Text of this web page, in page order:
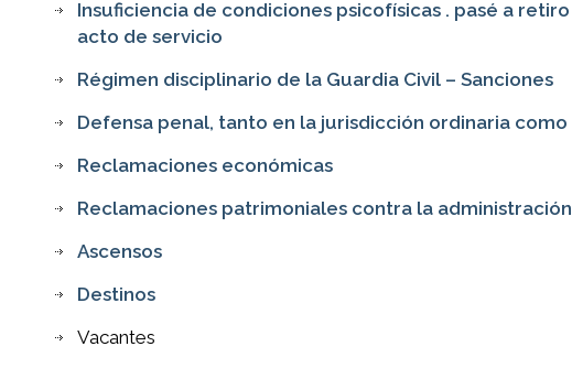
Insuficiencia de condiciones psicofísicas . pasé a
acto de servicio
Régimen disciplinario de la Guardia Civil – Sanciones
Defensa penal, tanto en la jurisdicción ordinaria
Reclamaciones económicas
Reclamaciones patrimoniales contra la administración
Ascensos
Destinos
Vacantes